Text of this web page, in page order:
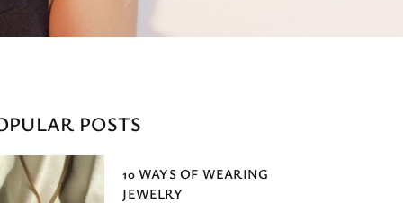
POSTS
10 WAYS OF WEARING
JEWELRY